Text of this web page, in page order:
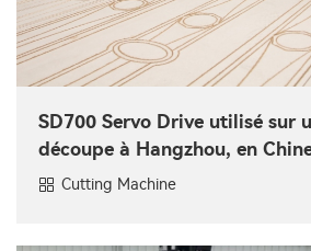
SD700 Servo Drive utilisé sur
découpe à Hangzhou, en
Cutting Machine